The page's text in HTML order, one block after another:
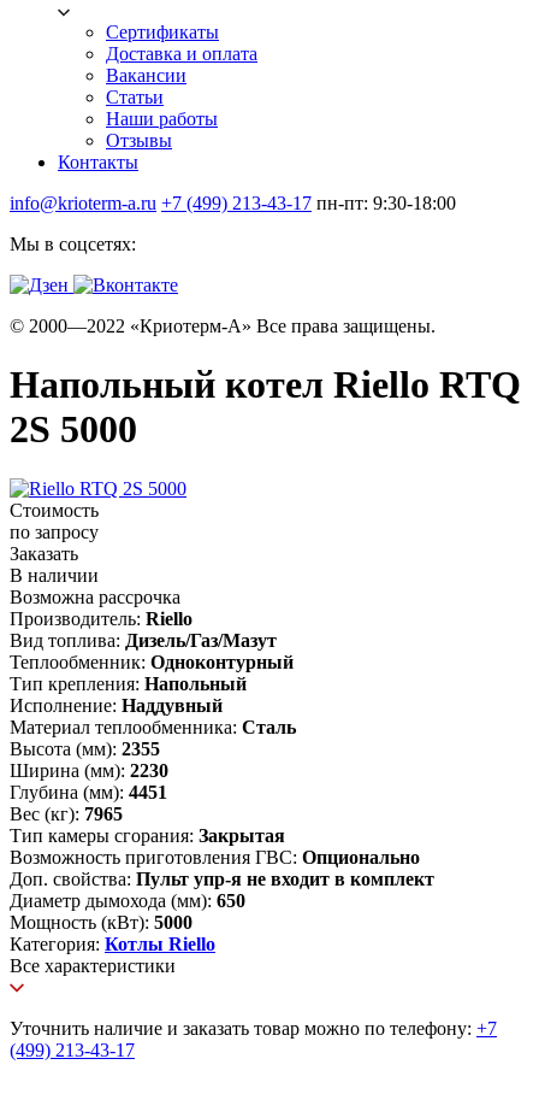
Сертификаты
Доставка и оплата
Вакансии
Статьи
Наши работы
Отзывы
Контакты
info@krioterm-a.ru +7 (499) 213-43-17 пн-пт: 9:30-18:00
Мы в соцсетях:
© 2000—2022 «Криотерм-А» Все права защищены.
Напольный котел Riello RTQ
2S 5000
Стоимость
по запросу
Заказать
В наличии
Возможна рассрочка
Производитель: Riello
Вид топлива: Дизель/Газ/Мазут
Теплообменник: Одноконтурный
Тип крепления: Напольный
Исполнение: Наддувный
Материал теплообменника: Сталь
Высота (мм): 2355
Ширина (мм): 2230
Глубина (мм): 4451
Вес (кг): 7965
Тип камеры сгорания: Закрытая
Возможность приготовления ГВС: Опционально
Доп. свойства: Пульт упр-я не входит в комплект
Диаметр дымохода (мм): 650
Мощность (кВт): 5000
Категория: Котлы Riello
Все характеристики
Уточнить наличие и заказать товар можно по телефону: +7
(499) 213-43-17